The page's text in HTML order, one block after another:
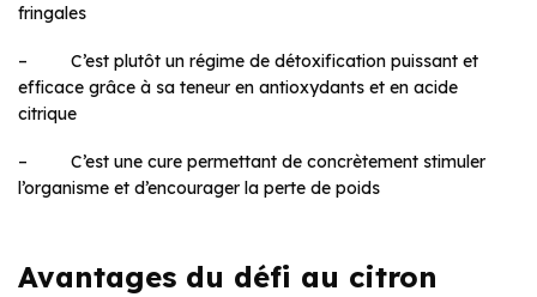
fringales
– C’est plutôt un régime de détoxification puissant et
efficace grâce à sa teneur en antioxydants et en acide
citrique
– C’est une cure permettant de concrètement stimuler
l’organisme et d’encourager la perte de poids
Avantages du défi au citron